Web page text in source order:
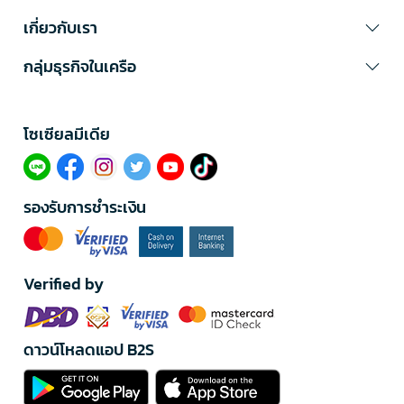
เกี่ยวกับเรา
กลุ่มธุรกิจในเครือ
โซเซียลมีเดีย​
รองรับการชำระเงิน
Verified by
ดาวน์โหลดแอป B2S